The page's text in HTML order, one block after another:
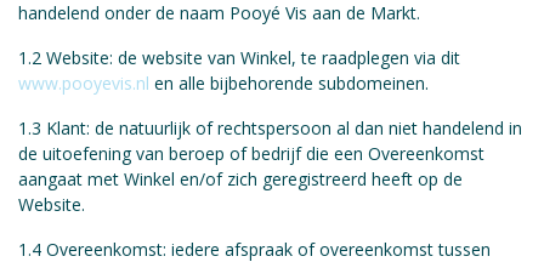
handelend onder de naam Pooyé Vis aan de Markt.
1.2 Website: de website van Winkel, te raadplegen via dit
www.pooyevis.nl en alle bijbehorende subdomeinen.
1.3 Klant: de natuurlijk of rechtspersoon al dan niet handelend in
de uitoefening van beroep of bedrijf die een Overeenkomst
aangaat met Winkel en/of zich geregistreerd heeft op de
Website.
1.4 Overeenkomst: iedere afspraak of overeenkomst tussen